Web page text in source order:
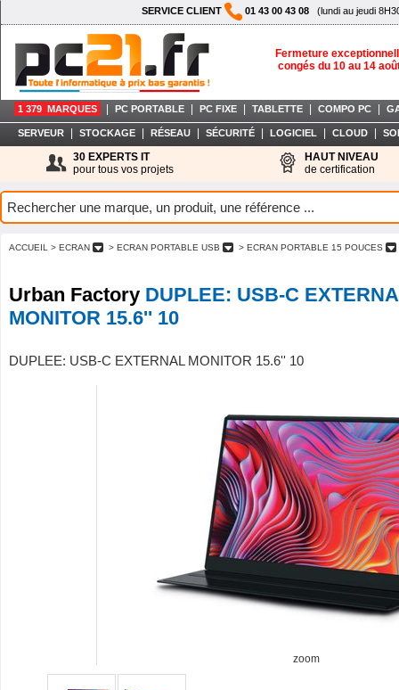
SERVICE CLIENT 01 43 00 43 08 (lundi au jeudi
Fermeture
congés du 10 au 14
1 379 MARQUES PC PORTABLE PC FIXE TABLETTE COMPO PC
SERVEUR STOCKAGE RÉSEAU SÉCURITÉ LOGICIEL CLOUD
30 EXPERTS IT
pour tous vos projets
HAUT NIVEAU
de certification
ACCUEIL > ECRAN > ECRAN PORTABLE USB > ECRAN PORTABLE 15 POUCES
Urban Factory DUPLEE: USB-C
MONITOR 15.6'' 10
DUPLEE: USB-C EXTERNAL MONITOR 15.6'' 10
zoom